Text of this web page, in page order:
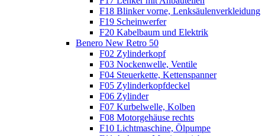
F18 Blinker vorne, Lenksäulenverkleidung
F19 Scheinwerfer
F20 Kabelbaum und Elektrik
Benero New Retro 50
F02 Zylinderkopf
F03 Nockenwelle, Ventile
F04 Steuerkette, Kettenspanner
F05 Zylinderkopfdeckel
F06 Zylinder
F07 Kurbelwelle, Kolben
F08 Motorgehäuse rechts
F10 Lichtmaschine, Ölpumpe